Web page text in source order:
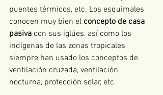
puentes térmicos, etc. Los esquimales
conocen muy bien el concepto de casa
pasiva con sus iglúes, así como los
indígenas de las zonas tropicales
siempre han usado los conceptos de
ventilación cruzada, ventilación
nocturna, protección solar, etc.